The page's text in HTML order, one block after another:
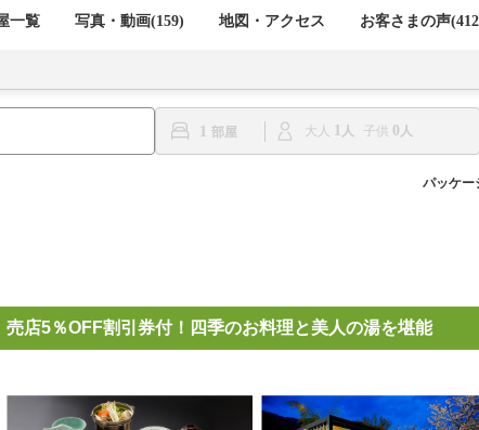
一覧 写真・動画(159) 地図・アクセス お客さまの声(412
1 大人 1 子供 0
パッケー
売店5％OFF割引券付！四季のお料理と美人の湯を堪能